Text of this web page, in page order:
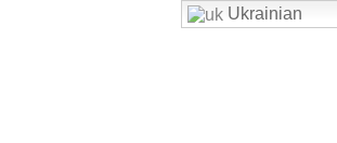
Ukrainian